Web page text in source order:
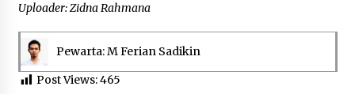
Uploader: Zidna Rahmana
Pewarta: M Ferian Sadikin
Post Views:465